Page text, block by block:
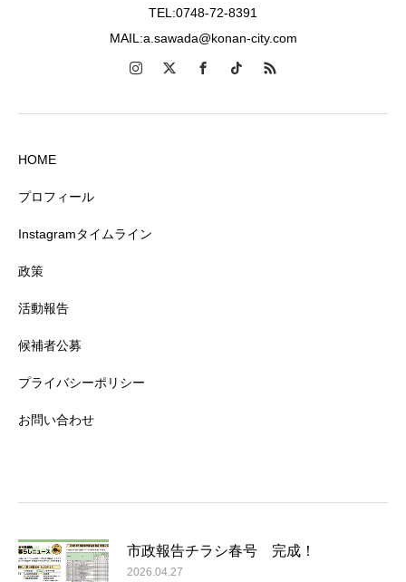
TEL:0748-72-8391
MAIL:a.sawada@konan-city.com
HOME
プロフィール
Instagramタイムライン
政策
活動報告
候補者公募
プライバシーポリシー
お問い合わせ
市政報告チラシ春号 完成！
2026.04.27